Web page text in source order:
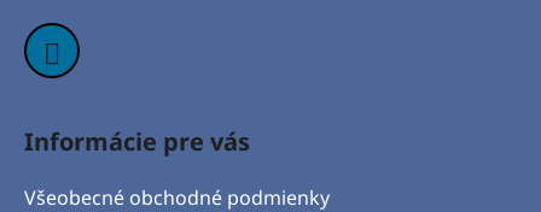
Informácie pre vás
Všeobecné obchodné podmienky